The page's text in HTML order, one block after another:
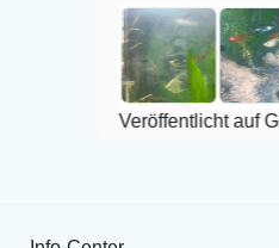
Veröffentlicht auf Google